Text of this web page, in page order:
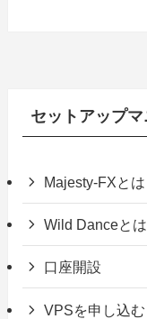
セットアップ
Majesty-FXとは
Wild Danceとは
口座開設
VPSを申し込む